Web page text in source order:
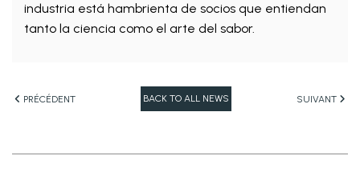
industria está hambrienta de socios que entiendan
tanto la ciencia como el arte del sabor.
PRÉCÉDENT BACK TO ALL NEWS SUIVANT